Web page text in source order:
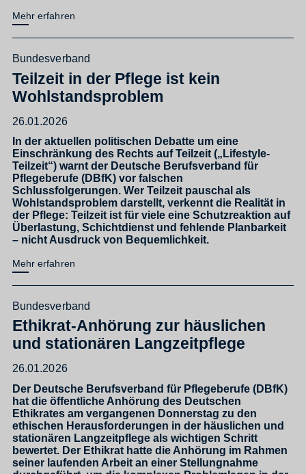
Mehr erfahren
Bundesverband
Teilzeit in der Pflege ist kein
Wohlstandsproblem
26.01.2026
In der aktuellen politischen Debatte um eine
Einschränkung des Rechts auf Teilzeit („Lifestyle-
Teilzeit“) warnt der Deutsche Berufsverband für
Pflegeberufe (DBfK) vor falschen
Schlussfolgerungen. Wer Teilzeit pauschal als
Wohlstandsproblem darstellt, verkennt die Realität in
der Pflege: Teilzeit ist für viele eine Schutzreaktion auf
Überlastung, Schichtdienst und fehlende Planbarkeit
– nicht Ausdruck von Bequemlichkeit.
Mehr erfahren
Bundesverband
Ethikrat-Anhörung zur häuslichen
und stationären Langzeitpflege
26.01.2026
Der Deutsche Berufsverband für Pflegeberufe (DBfK)
hat die öffentliche Anhörung des Deutschen
Ethikrates am vergangenen Donnerstag zu den
ethischen Herausforderungen in der häuslichen und
stationären Langzeitpflege als wichtigen Schritt
bewertet. Der Ethikrat hatte die Anhörung im Rahmen
seiner laufenden Arbeit an einer Stellungnahme